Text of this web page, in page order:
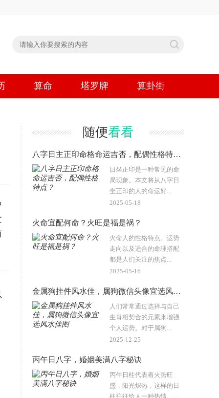
算命 塔罗牌 算卦街
随便看看
八字日主正印命格命运吉否，配偶性格特点？
日坐正印是一种常见的命
局现象。本文将从八字日
坐正印的人的命运好...
2025-05-18
火命宜配何命？火旺是福是祸？
火命人的性格特点、运势
走向以及适合的命理搭配
都是人们关注的焦点...
2025-05-16
金属狗挂件风水佳，属狗微信头像宜选风水佳图
人们常常通过选择与自己
生肖相契合的元素来增强
个人运势。对于属狗...
2025-12-25
丙午日八字，婚姻美满八字秘诀
丙午日柱代表着火势旺
盛，阳光炽热，这样的日
柱往往给人一种热情、...